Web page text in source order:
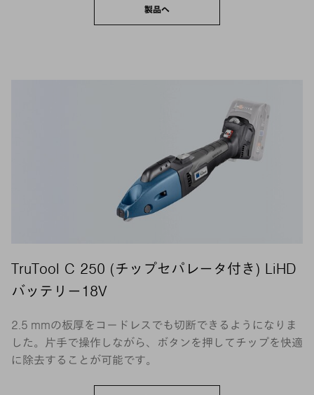
製品へ
TruTool C 250 (チップセパレータ付き) LiHD
バッテリー18V
2.5 mmの板厚をコードレスでも切断できるようになりま
した。片手で操作しながら、ボタンを押してチップを快適
に除去することが可能です。